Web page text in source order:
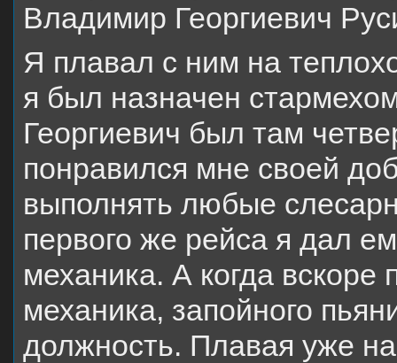
Владимир Георгиевич
Я плавал с ним на
я был назначен
Георгиевич был там
понравился мне своей
выполнять любые
первого же рейса я дал
механика. А когда вскоре
механика, запойного
должность. Плавая уже